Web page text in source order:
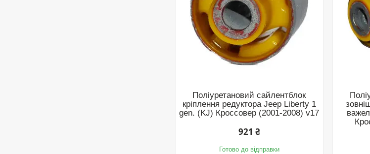
Поліуретановий сайлентблок
кріплення редуктора Jeep Liberty 1
gen. (KJ) Кроссовер (2001-2008) v17
921 ₴
Готово до відправки